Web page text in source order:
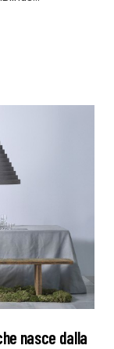
nasce dalla